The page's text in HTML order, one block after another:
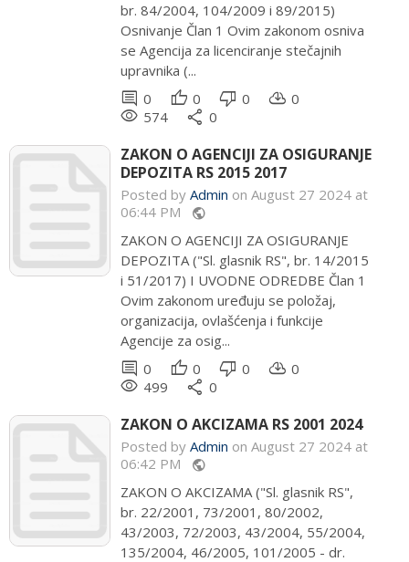
br. 84/2004, 104/2009 i 89/2015)
Osnivanje Član 1 Ovim zakonom osniva
se Agencija za licenciranje stečajnih
upravnika (...
comment 0 thumb_up 0 thumb_down 0 cloud_download 0
remove_red_eye 574 share 0
ZAKON O AGENCIJI ZA OSIGURANJE
DEPOZITA RS 2015 2017
Posted by Admin on August 27 2024 at
06:44 PM public
ZAKON O AGENCIJI ZA OSIGURANJE
DEPOZITA ("Sl. glasnik RS", br. 14/2015
i 51/2017) I UVODNE ODREDBE Član 1
Ovim zakonom uređuju se položaj,
organizacija, ovlašćenja i funkcije
Agencije za osig...
comment 0 thumb_up 0 thumb_down 0 cloud_download 0
remove_red_eye 499 share 0
ZAKON O AKCIZAMA RS 2001 2024
Posted by Admin on August 27 2024 at
06:42 PM public
ZAKON O AKCIZAMA ("Sl. glasnik RS",
br. 22/2001, 73/2001, 80/2002,
43/2003, 72/2003, 43/2004, 55/2004,
135/2004, 46/2005, 101/2005 - dr.